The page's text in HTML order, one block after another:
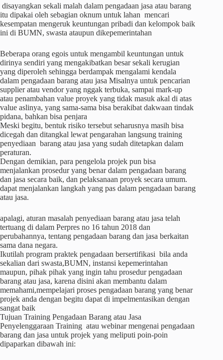
disayangkan sekali malah dalam pengadaan jasa atau barang
itu dipakai oleh sebagian oknum untuk lahan mencari
kesempatan mengeruk keuntungan pribadi dan kelompok baik
ini di BUMN, swasta ataupun dikepemerintahan
Beberapa orang egois untuk mengambil keuntungan untuk
dirinya sendiri yang mengakibatkan besar sekali kerugian
yang diperoleh sehingga berdampak mengalami kendala
dalam pengadaan barang atau jasa Misalnya untuk pencarian
supplier atau vendor yang nggak terbuka, sampai mark-up
atau penambahan value proyek yang tidak masuk akal di atas
value aslinya, yang sama-sama bisa berakibat dakwaan tindak
pidana, bahkan bisa penjara
Meski begitu, bentuk risiko tersebut seharusnya masih bisa
dicegah dan ditangkal lewat pengarahan langsung training
penyediaan barang atau jasa yang sudah ditetapkan dalam
peraturan.
Dengan demikian, para pengelola projek pun bisa
menjalankan prosedur yang benar dalam pengadaan barang
dan jasa secara baik, dan pelaksanaan proyek secara umum.
dapat menjalankan langkah yang pas dalam pengadaan barang
atau jasa.
apalagi, aturan masalah penyediaan barang atau jasa telah
tertuang di dalam Perpres no 16 tahun 2018 dan
perubahannya, tentang pengadaan barang dan jasa berkaitan
sama dana negara.
Ikutilah program praktek pengadaan bersertifikasi bila anda
sekalian dari swasta,BUMN, instansi kepemerintahan
maupun, pihak pihak yang ingin tahu prosedur pengadaan
barang atau jasa, karena disini akan membantu dalam
memahami,mempelajari proses pengadaan barang yang benar
projek anda dengan begitu dapat di impelmentasikan dengan
sangat baik
Tujuan Training Pengadaan Barang atau Jasa
Penyelenggaraan Training atau webinar mengenai pengadaan
barang dan jasa untuk projek yang meliputi poin-poin
dipaparkan dibawah ini: